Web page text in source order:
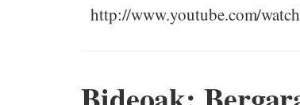
http://www.youtube.com/